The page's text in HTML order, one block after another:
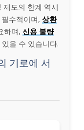
제도의 한계 역시
필수적이며, 상환
하며, 신용 불량
을 수 있습니다.
기로에 서